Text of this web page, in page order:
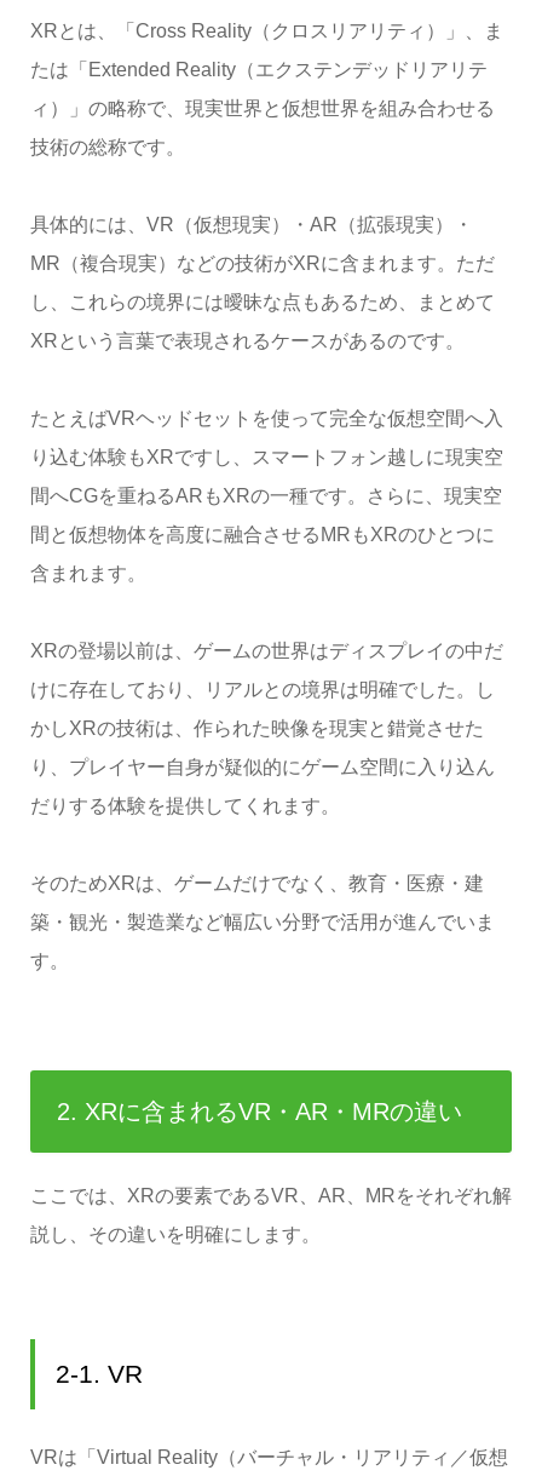
XRとは、「Cross Reality（クロスリアリティ）」、ま
たは「Extended Reality（エクステンデッドリアリテ
ィ）」の略称で、現実世界と仮想世界を組み合わせる
技術の総称です。
具体的には、VR（仮想現実）・AR（拡張現実）・
MR（複合現実）などの技術がXRに含まれます。ただ
し、これらの境界には曖昧な点もあるため、まとめて
XRという言葉で表現されるケースがあるのです。
たとえばVRヘッドセットを使って完全な仮想空間へ入
り込む体験もXRですし、スマートフォン越しに現実空
間へCGを重ねるARもXRの一種です。さらに、現実空
間と仮想物体を高度に融合させるMRもXRのひとつに
含まれます。
XRの登場以前は、ゲームの世界はディスプレイの中だ
けに存在しており、リアルとの境界は明確でした。し
かしXRの技術は、作られた映像を現実と錯覚させた
り、プレイヤー自身が疑似的にゲーム空間に入り込ん
だりする体験を提供してくれます。
そのためXRは、ゲームだけでなく、教育・医療・建
築・観光・製造業など幅広い分野で活用が進んでいま
す。
2. XRに含まれるVR・AR・MRの違い
ここでは、XRの要素であるVR、AR、MRをそれぞれ解
説し、その違いを明確にします。
2-1. VR
VRは「Virtual Reality（バーチャル・リアリティ／仮想